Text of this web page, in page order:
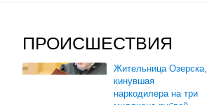
ПРОИСШЕСТВИЯ
Жительница Озерска,
кинувшая
наркодилера на три